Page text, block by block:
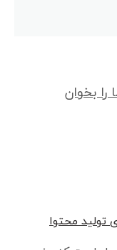
را بخوان
تولید محتوا